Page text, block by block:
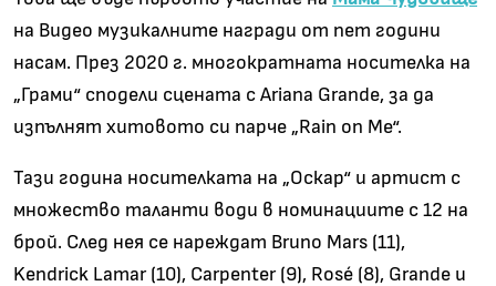
на Видео музикалните награди от пет години
насам. През 2020 г. многократната носителка на
„ Грами“ сподели сцената с Ariana Grande, за да
изпълнят хитовото си парче „Rain on Me“.
Тази година носителката на „Оскар“ и артист с
множество таланти води в номинациите с 12 на
брой. След нея се нареждат Bruno Mars (11),
Kendrick Lamar (10), Carpenter (9), Rosé (8), Grande и